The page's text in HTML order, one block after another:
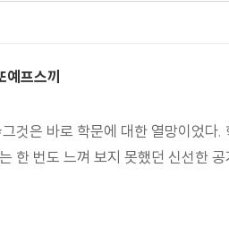
예프스끼
것은 바로 학문에 대한 열망이었
한 번도 느껴 보지 못했던 신선한